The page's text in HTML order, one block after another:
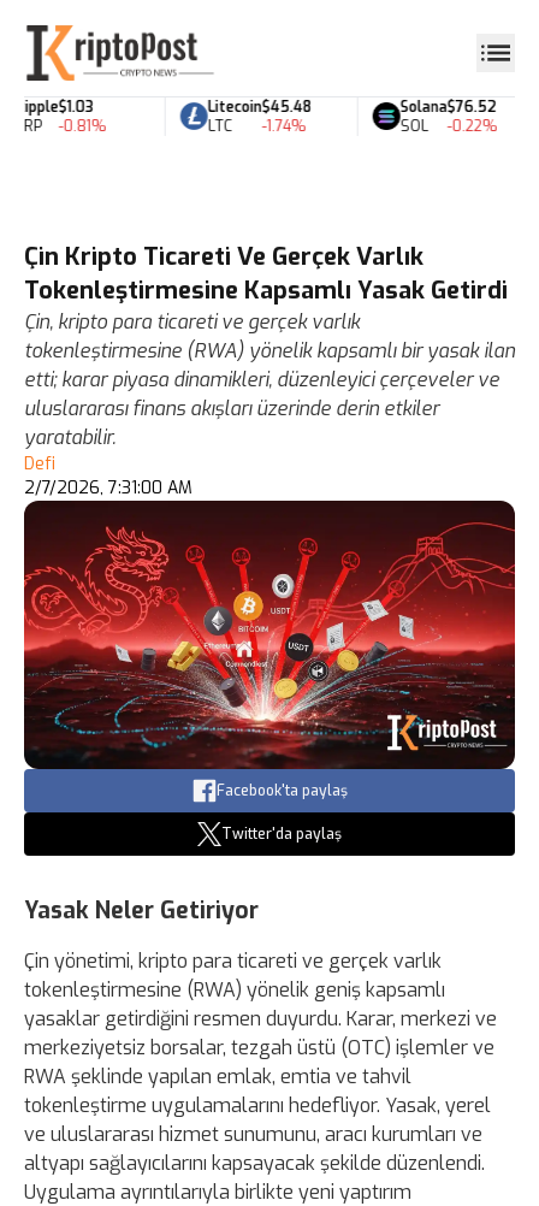
Ripple
XRP
$1.03
-0.81%
Litecoin
LTC
$45.48
-1.74%
Solana
SOL
$76.52
-0.22%
Çin Kripto Ticareti Ve Gerçek Varlık
Tokenleştirmesine Kapsamlı Yasak Getirdi
Çin, kripto para ticareti ve gerçek varlık
tokenleştirmesine (RWA) yönelik kapsamlı bir yasak ilan
etti; karar piyasa dinamikleri, düzenleyici çerçeveler ve
uluslararası finans akışları üzerinde derin etkiler
yaratabilir.
Defi
2/7/2026, 7:31:00 AM
Facebook'ta paylaş
Twitter'da paylaş
Yasak Neler Getiriyor
Çin yönetimi, kripto para ticareti ve gerçek varlık
tokenleştirmesine (RWA) yönelik geniş kapsamlı
yasaklar getirdiğini resmen duyurdu. Karar, merkezi ve
merkeziyetsiz borsalar, tezgah üstü (OTC) işlemler ve
RWA şeklinde yapılan emlak, emtia ve tahvil
tokenleştirme uygulamalarını hedefliyor. Yasak, yerel
ve uluslararası hizmet sunumunu, aracı kurumları ve
altyapı sağlayıcılarını kapsayacak şekilde düzenlendi.
Uygulama ayrıntılarıyla birlikte yeni yaptırım